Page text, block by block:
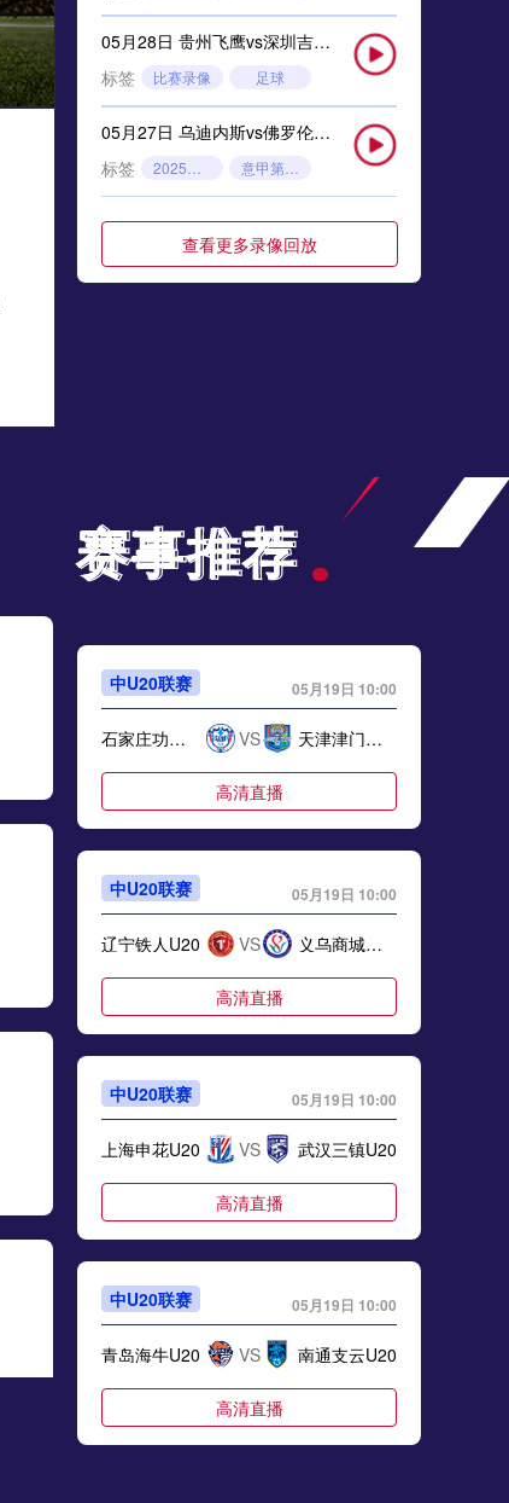
05月28日 贵州飞鹰vs深圳吉祥 全场录像
标签
比赛录像 足球
05月27日 乌迪内斯vs佛罗伦萨 全场录像回放
标签
05月27日 狼队vs布伦特福德 全场录像回放
标签
2025年5月26日 英超第38轮
标签
比赛录像 英超
05月26日 博洛尼亚vs热那亚 全场录像回放
标签
2025年5月24日 亚女冠杯决赛
05月25日 NHL西部决赛G2 埃德蒙顿油人vs达拉斯星 全场录像回放
标签
NHL西部决赛G2
05月25日 科莫vs国际米兰 全场录像回放
标签
2025年5月24日 意甲第38轮
05月24日 深圳青年人vs大连英博 全场录像回放
标签
2024年5月21日 足协杯第3轮
05月24日 利雅得胜利vs卡利杰 全场录像
标签
标签
NHL季后赛东部决赛G2
05月23日 05月21日NBA西部决赛G1 森林狼 - 雷霆 全场录像
标签
05月23日 利雅得胜利vs卡利杰 全场录像回放
标签
2025年5月22日 沙特联第33轮
查看更多录像回放
赛事推荐
赛事推荐
中U20联赛 05月19日 10:00
石家庄功夫U20 VS 天津津门虎U20
高清直播
中U20联赛 05月19日 10:00
辽宁铁人U20 VS 义乌商城学校U20
高清直播
中U20联赛 05月19日 10:00
上海申花U20 VS 武汉三镇U20
高清直播
中U20联赛 05月19日 10:00
青岛海牛U20 VS 南通支云U20
高清直播